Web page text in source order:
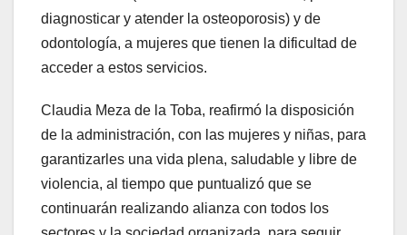
diagnosticar y atender la osteoporosis) y de
odontología, a mujeres que tienen la dificultad de
acceder a estos servicios.
Claudia Meza de la Toba, reafirmó la disposición
de la administración, con las mujeres y niñas, para
garantizarles una vida plena, saludable y libre de
violencia, al tiempo que puntualizó que se
continuarán realizando alianza con todos los